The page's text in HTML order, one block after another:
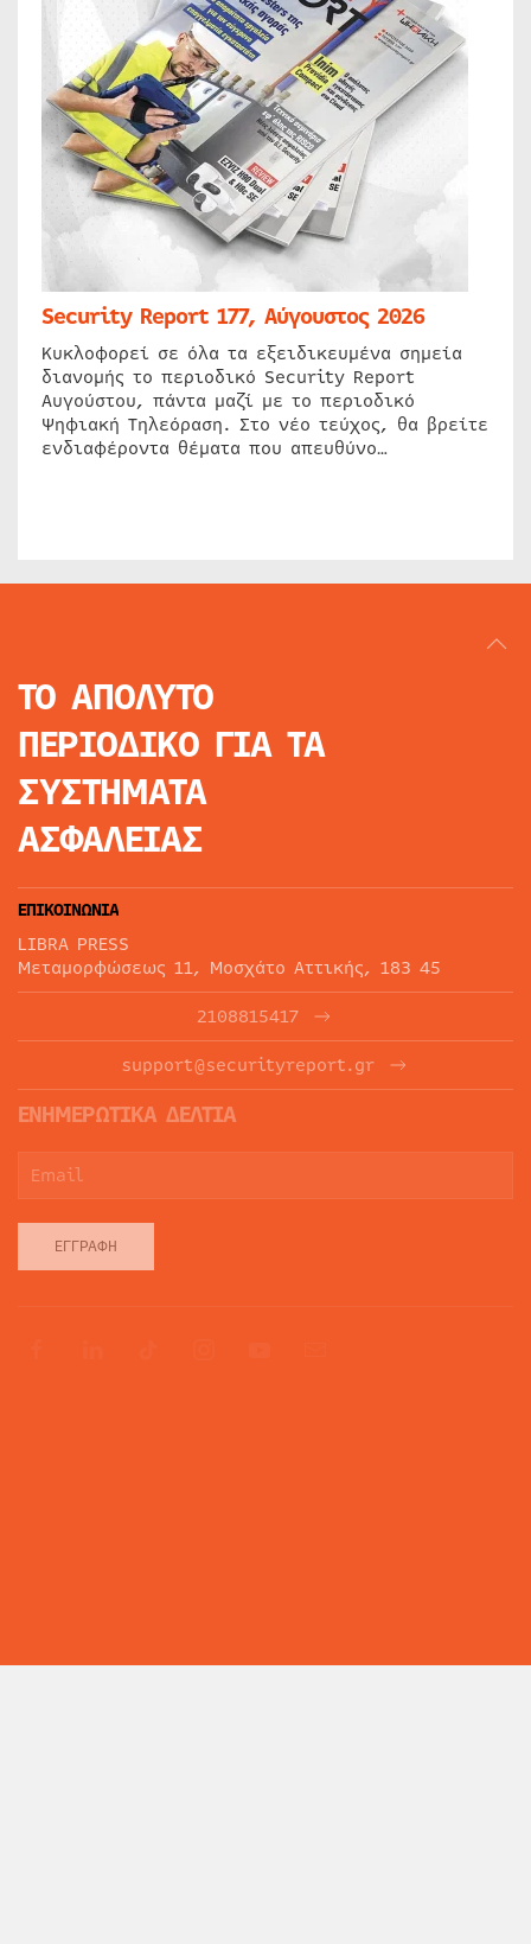
Security Report 177, Αύγουστος 2026
Κυκλοφορεί σε όλα τα εξειδικευμένα σημεία
διανομής το περιοδικό Security Report
Αυγούστου, πάντα μαζί με το περιοδικό
Ψηφιακή Τηλεόραση. Στο νέο τεύχος, θα βρείτε
ενδιαφέροντα θέματα που απευθύνο…
ΤΟ ΑΠΟΛΥΤΟ
ΠΕΡΙΟΔΙΚΟ ΓΙΑ ΤΑ
ΣΥΣΤΗΜΑΤΑ
ΑΣΦΑΛΕΙΑΣ
ΕΠΙΚΟΙΝΩΝΙΑ
LIBRA PRESS
Μεταμορφώσεως 11, Μοσχάτο Αττικής, 183 45
2108815417
support@securityreport.gr
ΕΝΗΜΕΡΩΤΙΚΑ ΔΕΛΤΙΑ
ΕΓΓΡΑΦΉ